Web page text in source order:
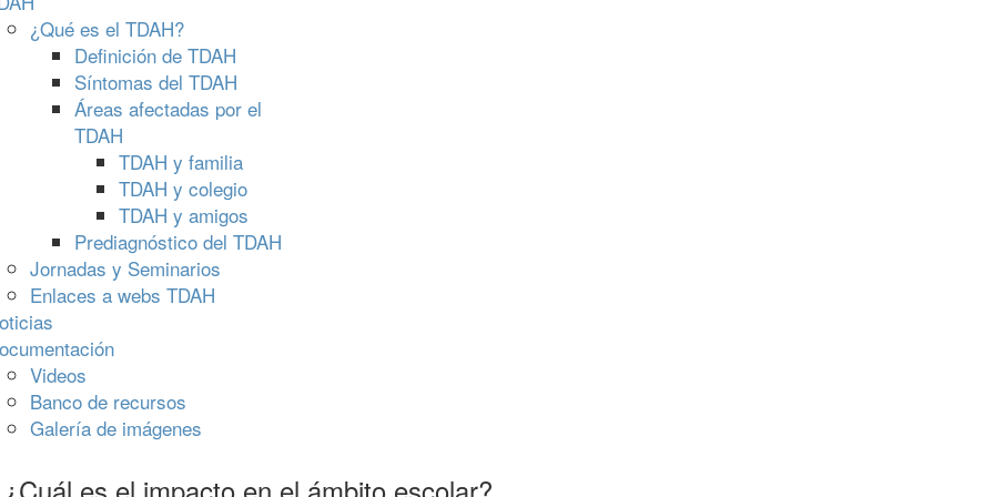
¿Qué es el TDAH?
Definición de TDAH
Síntomas del TDAH
Áreas afectadas por el
TDAH
TDAH y familia
TDAH y colegio
TDAH y amigos
Prediagnóstico del TDAH
Jornadas y Seminarios
Enlaces a webs TDAH
Videos
Banco de recursos
Galería de imágenes